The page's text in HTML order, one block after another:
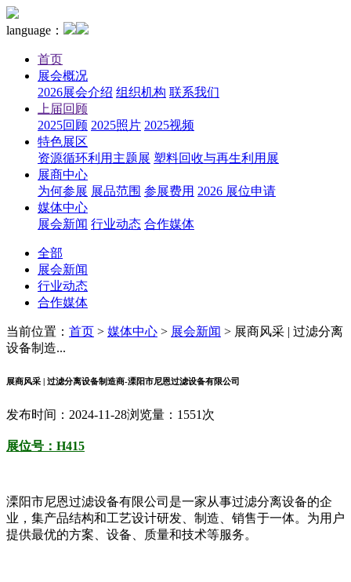
language：
首页
展会概况
2026展会介绍 组织机构 联系我们
上届回顾
2025回顾 2025照片 2025视频
特色展区
资源循环利用主题展 塑料回收与再生利用展
展商中心
为何参展 展品范围 参展费用 2026 展位申请
媒体中心
展会新闻 行业动态 合作媒体
全部
展会新闻
行业动态
合作媒体
当前位置： 首页 > 媒体中心 > 展会新闻 > 展商风采 | 过滤分离
设备制造...
展商风采 | 过滤分离设备制造商-溧阳市尼恩过滤设备有限公司
发布时间：2024-11-28浏览量：1551次
展位号：H415
溧阳市尼恩过滤设备有限公司是一家从事过滤分离设备的企
业，集产品结构和工艺设计研发、制造、销售于一体。为用户
提供最优的方案、设备、质量和技术等服务。